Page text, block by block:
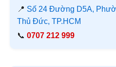
📍 Số 24 Đường D5A,
Thủ Đức, TP.HCM
📞 0707 212 999